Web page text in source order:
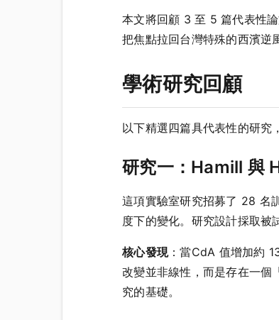
本文將回顧 3 至 5 篇代表性
把焦點拉回台灣特殊的西濱逆
學術研究回顧
以下精選四篇具代表性的研究
研究一：Hamill 與
這項實驗室研究招募了 28 名
度下的變化。研究設計採取被
核心發現：當CdA 值增加約
改變並非線性，而是存在一個
究的基礎。